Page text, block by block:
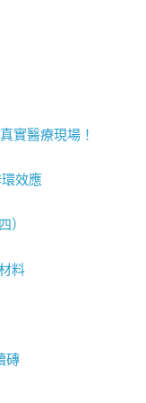
實醫療現場！
效應
）
料
磚